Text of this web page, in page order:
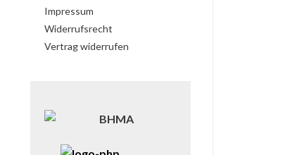
Impressum
Widerrufsrecht
Vertrag widerrufen